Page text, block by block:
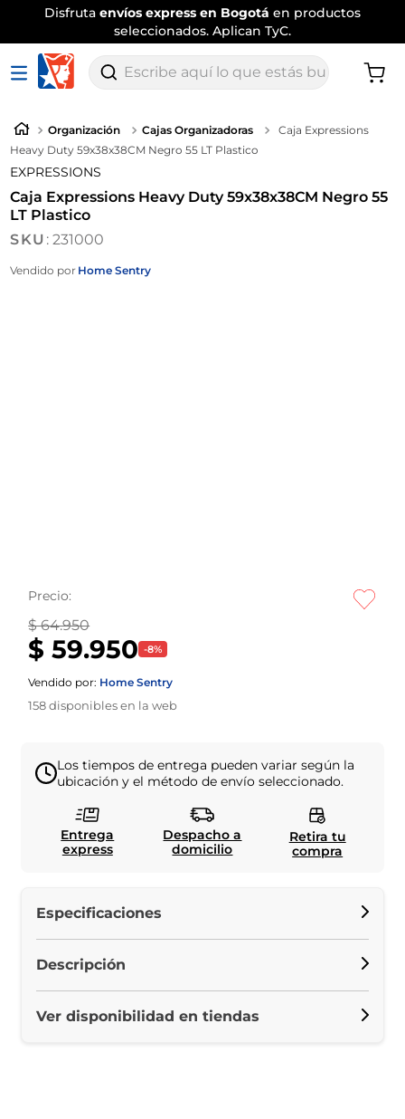
Disfruta envíos express en Bogotá en productos
seleccionados. Aplican TyC.
Escribe aquí lo que estás buscando
Organización Cajas Organizadoras
Caja Expressions
Heavy Duty 59x38x38CM Negro 55 LT Plastico
EXPRESSIONS
Caja Expressions Heavy Duty 59x38x38CM Negro 55
LT Plastico
:231000
Vendido por Home Sentry
Precio:
$ 64.950
$ 59.950 -8%
Vendido por: Home Sentry
158disponibles en la web
Los tiempos de entrega pueden variar según la
ubicación y el método de envío seleccionado.
Entrega
express
Despacho a
domicilio
Retira tu
compra
Especificaciones
Descripción
Ver disponibilidad en tiendas